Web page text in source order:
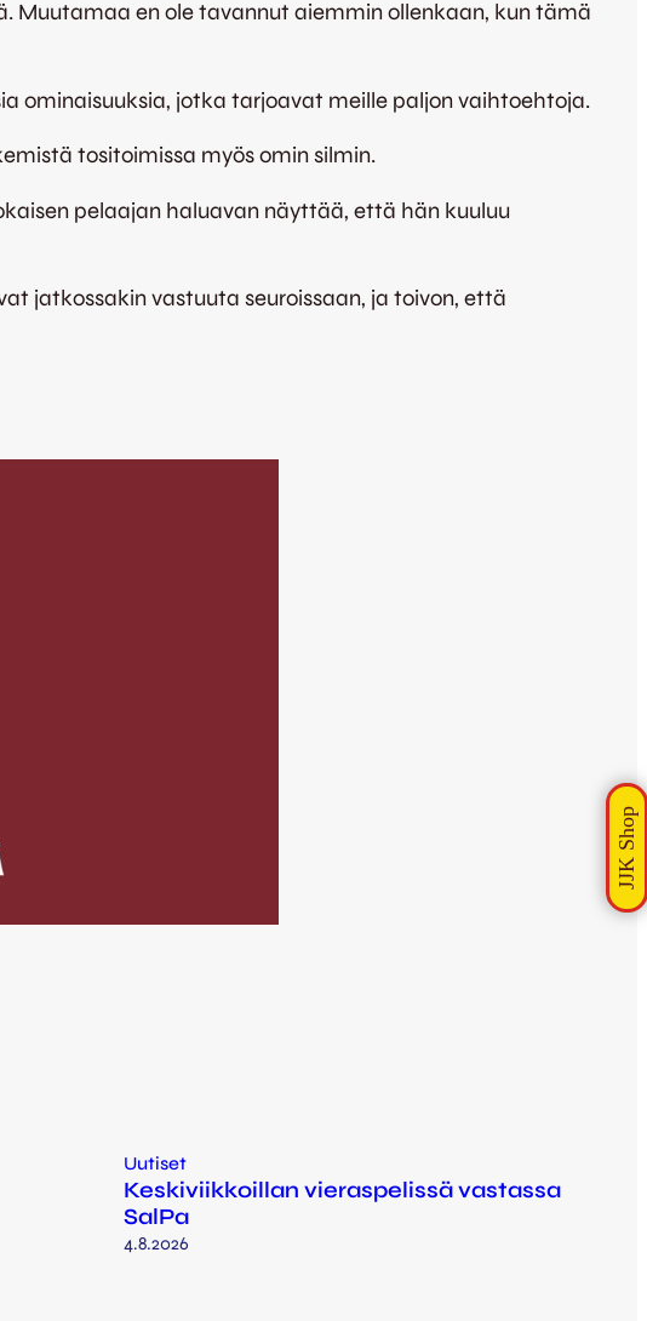
Muutamaa en ole tavannut aiemmin ollenkaan, kun tämä
ominaisuuksia, jotka tarjoavat meille paljon vaihtoehtoja.
tositoimissa myös omin silmin.
pelaajan haluavan näyttää, että hän kuuluu
jatkossakin vastuuta seuroissaan, ja toivon, että
Uutiset
Keskiviikkoillan vieraspelissä vastassa
SalPa
4.8.2026